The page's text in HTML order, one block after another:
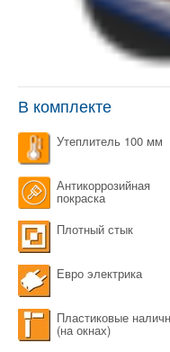
В комплекте
Утеплитель 100 мм
Антикоррозийная
покраска
Плотный стык
Евро электрика
Пластиковые
(на окнах)